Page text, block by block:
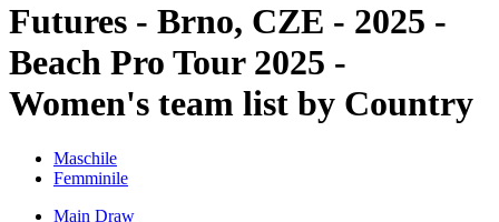
Futures - Brno, CZE - 2025 -
Beach Pro Tour 2025 -
Women's team list by Country
Maschile
Femminile
Main Draw